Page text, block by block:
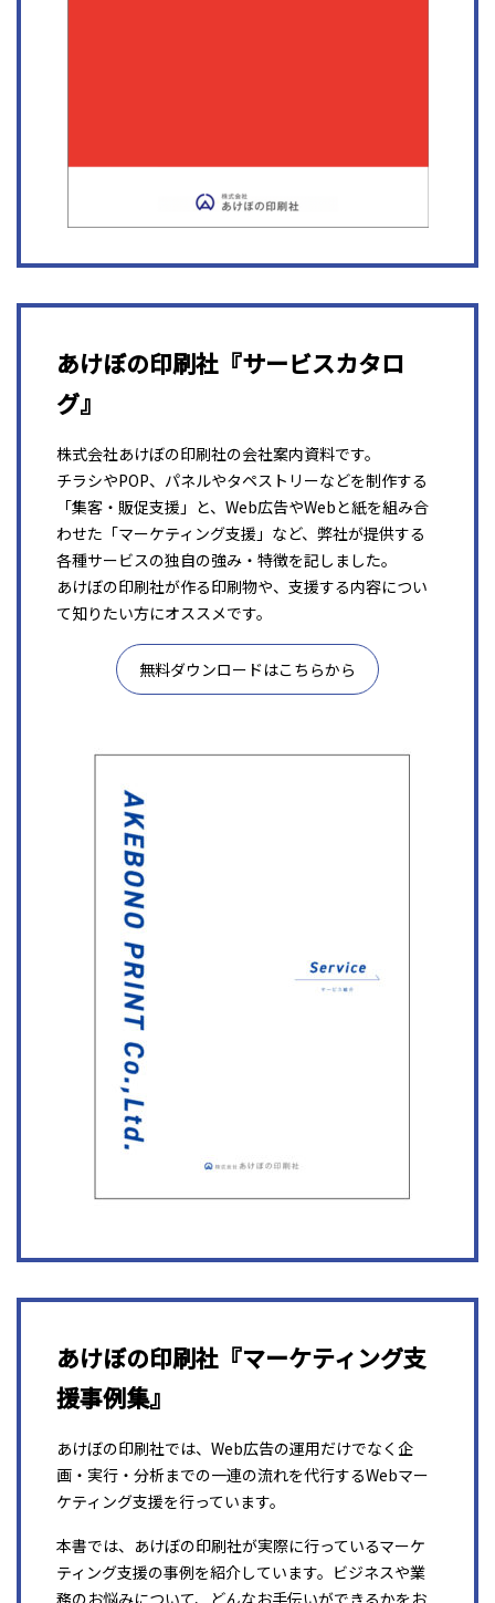
あけぼの印刷社『サービスカタロ
グ』
株式会社あけぼの印刷社の会社案内資料です。
チラシやPOP、パネルやタペストリーなどを制作する
「集客・販促支援」と、Web広告やWebと紙を組み合
わせた「マーケティング支援」など、弊社が提供する
各種サービスの独自の強み・特徴を記しました。
あけぼの印刷社が作る印刷物や、支援する内容につい
て知りたい方にオススメです。
無料ダウンロードはこちらから
あけぼの印刷社『マーケティング支
援事例集』
あけぼの印刷社では、Web広告の運用だけでなく企
画・実行・分析までの一連の流れを代行するWebマー
ケティング支援を行っています。
本書では、あけぼの印刷社が実際に行っているマーケ
ティング支援の事例を紹介しています。ビジネスや業
務のお悩みについて、どんなお手伝いができるかをお